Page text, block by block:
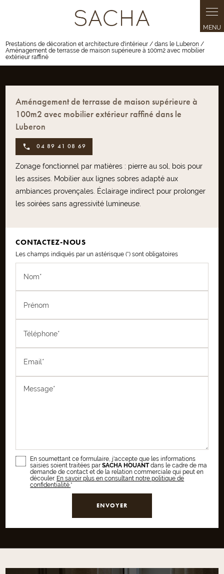
Prestations de décoration et architecture d'intérieur / dans le Luberon /
Aménagement de terrasse de maison supérieure à 100m2 avec mobilier
extérieur raffiné
Aménagement de terrasse de maison supérieure à
100m2 avec mobilier extérieur raffiné dans le
Luberon
04 89 41 08 69
Zonage fonctionnel par matières : pierre au sol, bois pour
les assises. Mobilier aux lignes sobres adapté aux
ambiances provençales. Éclairage indirect pour prolonger
les soirées sans agressivité lumineuse.
CONTACTEZ-NOUS
Les champs indiqués par un astérisque (*) sont obligatoires
Nom*
Prénom
Téléphone*
Email*
Message*
En soumettant ce formulaire, j'accepte que les informations
saisies soient traitées parSACHA HOUANTdans le cadre de ma
demande de contact et de la relation commerciale qui peut en
découler. En savoir plus en consultant notre politique de
confidentialité. *